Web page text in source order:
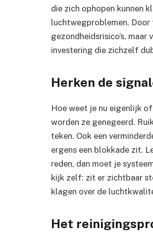
die zich ophopen kunnen
luchtwegproblemen. Door
gezondheidsrisico’s,
investering die zichzelf
Herken de
Hoe weet je nu eigenlijk
worden ze genegeerd.
teken. Ook een
ergens een blokkade zit.
reden, dan moet je
kijk zelf: zit er zichtbaar
klagen over de
Het